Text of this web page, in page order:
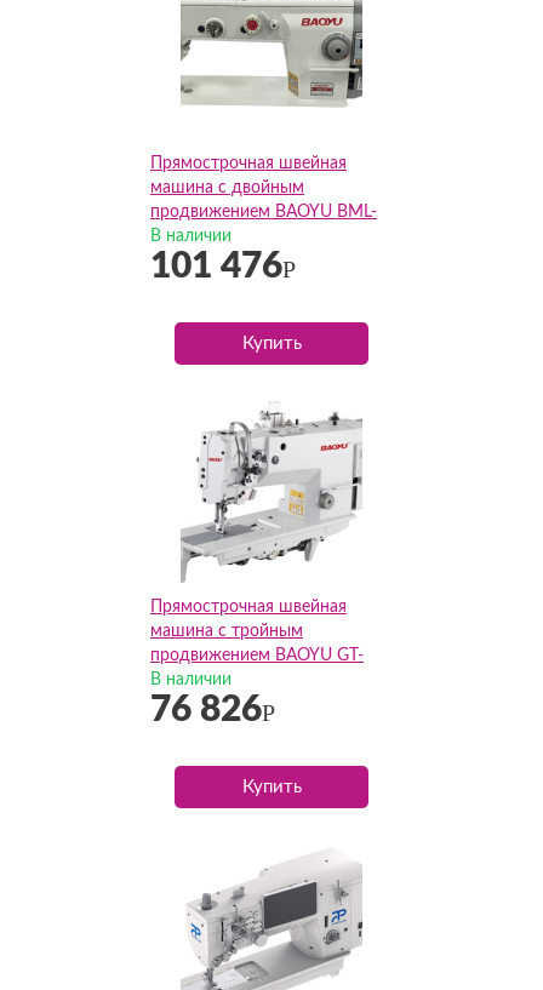
Прямострочная швейная
машина с двойным
продвижением BAOYU BML-
860 (Комплект)
В наличии
101 476Р
Купить
Прямострочная швейная
машина с тройным
продвижением BAOYU GT-
2567-1(Комплект)
В наличии
76 826Р
Купить